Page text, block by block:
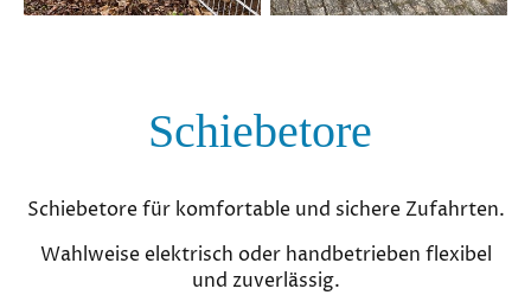
Schiebetore
Schiebetore für komfortable und sichere Zufahrten.
Wahlweise elektrisch oder handbetrieben flexibel
und zuverlässig.